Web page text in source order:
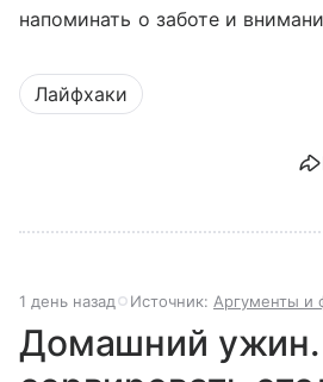
напоминать о заботе и
Лайфхаки
1 день назад Источник: Аргументы и
Домашний ужин.